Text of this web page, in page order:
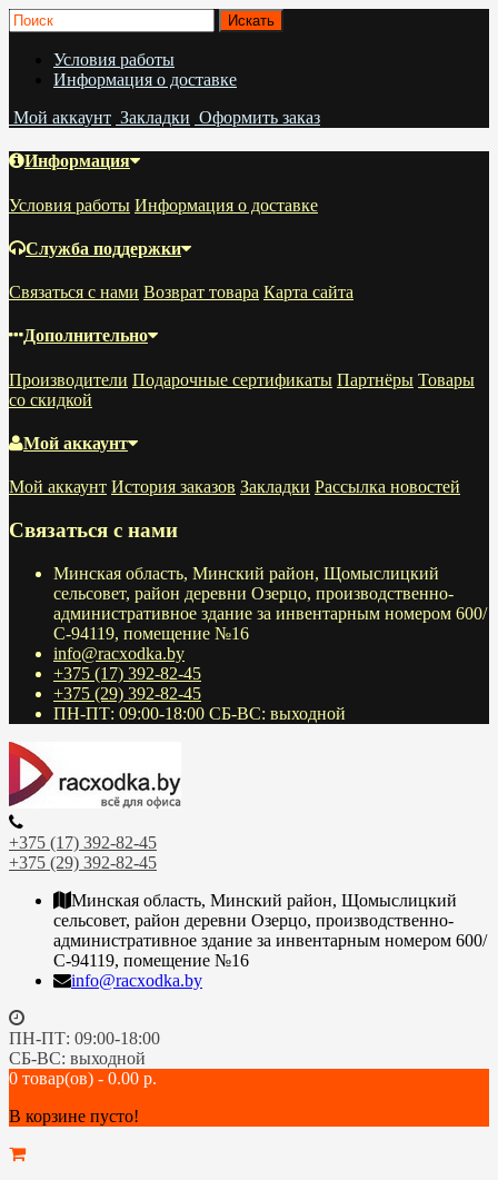
Условия работы
Информация о доставке
Мой аккаунт Закладки Оформить заказ
Информация
Условия работы Информация о доставке
Служба поддержки
Связаться с нами Возврат товара Карта сайта
Дополнительно
Производители Подарочные сертификаты Партнёры Товары
со скидкой
Мой аккаунт
Мой аккаунт История заказов Закладки Рассылка новостей
Связаться с нами
Минская область, Минский район, Щомыслицкий
сельсовет, район деревни Озерцо, производственно-
административное здание за инвентарным номером 600/
С-94119, помещение №16
info@racxodka.by
+375 (17) 392-82-45
+375 (29) 392-82-45
ПН-ПТ: 09:00-18:00 СБ-ВС: выходной
+375 (17) 392-82-45
+375 (29) 392-82-45
Минская область, Минский район, Щомыслицкий
сельсовет, район деревни Озерцо, производственно-
административное здание за инвентарным номером 600/
С-94119, помещение №16
info@racxodka.by
ПН-ПТ: 09:00-18:00
СБ-ВС: выходной
0 товар(ов) - 0.00 р.
В корзине пусто!